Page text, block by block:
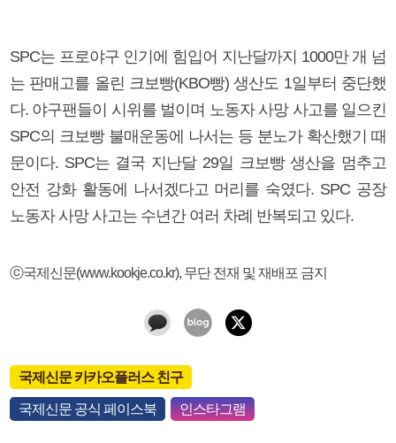
SPC는 프로야구 인기에 힘입어 지난달까지 1000만 개 넘
는 판매고를 올린 크보빵(KBO빵) 생산도 1일부터 중단했
다. 야구팬들이 시위를 벌이며 노동자 사망 사고를 일으킨
SPC의 크보빵 불매운동에 나서는 등 분노가 확산했기 때
문이다. SPC는 결국 지난달 29일 크보빵 생산을 멈추고
안전 강화 활동에 나서겠다고 머리를 숙였다. SPC 공장
노동자 사망 사고는 수년간 여러 차례 반복되고 있다.
ⓒ국제신문(www.kookje.co.kr), 무단 전재 및 재배포 금지
국제신문 카카오플러스 친구
국제신문 공식 페이스북 인스타그램